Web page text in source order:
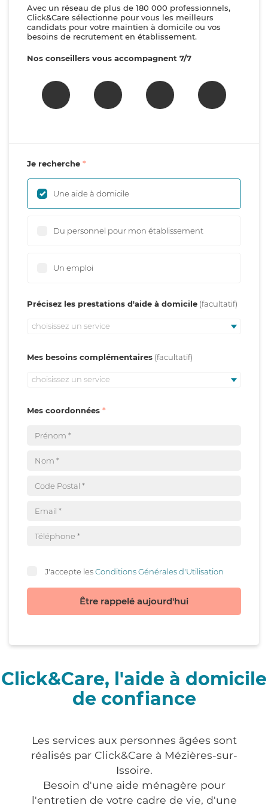
Avec un réseau de plus de 180 000 professionnels,
Click&Care sélectionne pour vous les meilleurs
candidats pour votre maintien à domicile ou vos
besoins de recrutement en établissement.
Nos conseillers vous accompagnent 7/7
Je recherche
Une aide à domicile
Du personnel pour mon établissement
Un emploi
Précisez les prestations d'aide à domicile
choisissez un service
Mes besoins complémentaires
choisissez un service
Mes coordonnées
J'accepte lesConditions Générales d'Utilisation
Être rappelé aujourd'hui
Click&Care, l'aide à domicile
de confiance
Les services aux personnes âgées sont
réalisés par Click&Care à Mézières-sur-
Issoire.
Besoin d'une aide ménagère pour
l'entretien de votre cadre de vie, d'une